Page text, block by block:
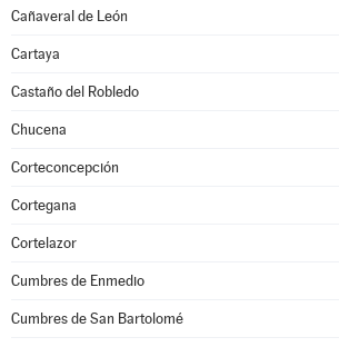
Cañaveral de León
Cartaya
Castaño del Robledo
Chucena
Corteconcepción
Cortegana
Cortelazor
Cumbres de Enmedio
Cumbres de San Bartolomé